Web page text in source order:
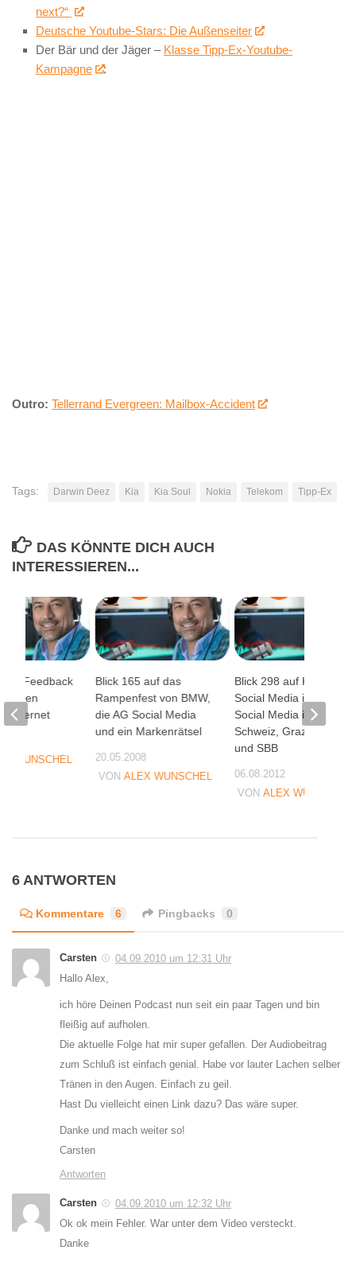
next?“
Deutsche Youtube-Stars: Die Außenseiter
Der Bär und der Jäger – Klasse Tipp-Ex-Youtube-
Kampagne
:
Outro: Tellerrand Evergreen: Mailbox-Accident
Tags: Darwin Deez Kia Kia Soul Nokia Telekom Tipp-Ex
DAS KÖNNTE DICH AUCH
INTERESSIEREN...
Blick 165 auf das
Rampenfest von BMW,
die AG Social Media
und ein Markenrätsel
20.05.2008
VON ALEX WUNSCHEL
Blick 298 auf Kitkat,
Social Media in Krisen,
Social Media in der
Schweiz, Grazer Linien
und SBB
06.08.2012
VONALEX WUNSCHEL
auf Feedback
Internet
WUNSCHEL
6 ANTWORTEN
Kommentare 6 Pingbacks 0
Carsten
04.09.2010 um 12:31 Uhr
Hallo Alex,
ich höre Deinen Podcast nun seit ein paar Tagen und bin
fleißig auf aufholen.
Die aktuelle Folge hat mir super gefallen. Der Audiobeitrag
zum Schluß ist einfach genial. Habe vor lauter Lachen selber
Tränen in den Augen. Einfach zu geil.
Hast Du vielleicht einen Link dazu? Das wäre super.
Danke und mach weiter so!
Carsten
Antworten
Carsten
04.09.2010 um 12:32 Uhr
Ok ok mein Fehler. War unter dem Video versteckt.
Danke